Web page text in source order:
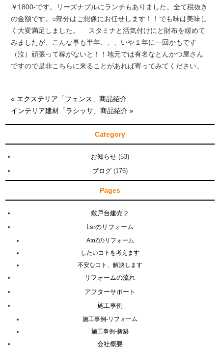
￥1800-です。リーズナブルにランチもありました。全て税抜き
の金額です。○部分はご想像にお任せします！！でも味は美味し
く大変満足しました。 スタミナと活気付けにと財布を緩めて
みましたが、こんな事も半年、、、いや１年に一回かもです
（泣）頑張って稼がないと！！地元では有名なとんかつ屋さん
ですので是非こちらに来ることがあれば寄ってみてください。
« エクステリア「フェンス」商品紹介
インテリア建材「ラシッサ」商品紹介 »
Category
お知らせ (53)
ブログ (176)
Pages
敷戸台建売２
Lsrのリフォーム
AtoZのリフォーム
したいコトを考えます
不安なコト、解決します
リフォームの流れ
アフターサポート
施工事例
施工事例-リフォーム
施工事例-新築
会社概要